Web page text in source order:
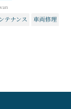
テナンス
車両修理
イメント